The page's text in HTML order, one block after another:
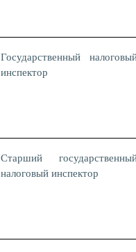
Государственный
инспектор
Старший
налоговый инспектор